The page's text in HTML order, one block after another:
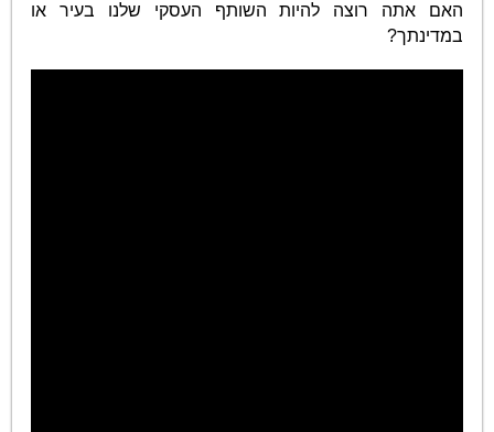
האם אתה רוצה להיות השותף העסקי שלנו בעיר או
במדינתך?